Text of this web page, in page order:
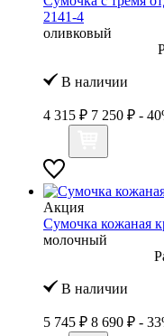
2141-4
оливковый
В наличии
4 315 ₽ 7 250 ₽ -
Акция
Сумочка кожаная
молочный
В наличии
5 745 ₽ 8 690 ₽ -